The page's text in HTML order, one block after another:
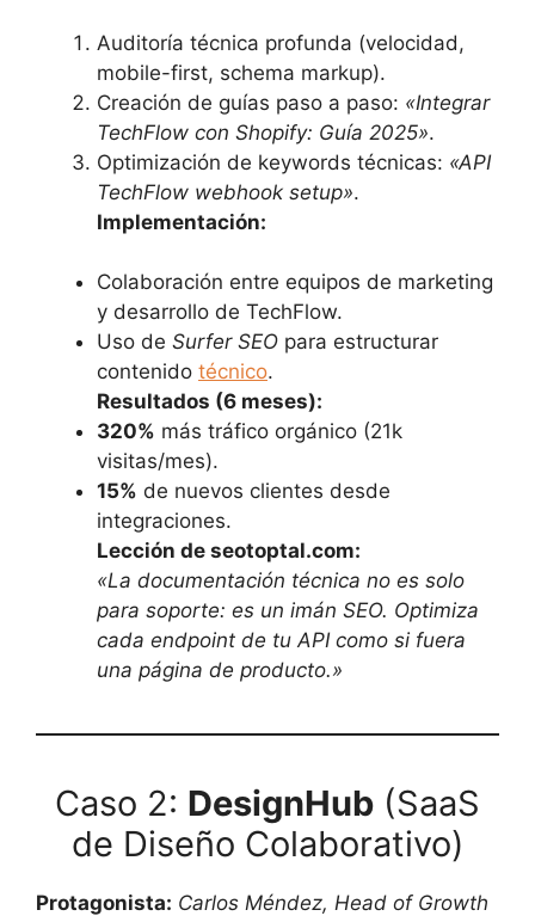
Auditoría técnica profunda (velocidad,
mobile-first, schema markup).
Creación de guías paso a paso: «Integrar
TechFlow con Shopify: Guía 2025».
Optimización de keywords técnicas: «API
TechFlow webhook setup».
Implementación:
Colaboración entre equipos de marketing
y desarrollo de TechFlow.
Uso de SurferSEO para estructurar
contenido técnico.
Resultados (6 meses):
320% más tráfico orgánico (21k
visitas/mes).
15% de nuevos clientes desde
integraciones.
Lección de seotoptal.com:
«La documentación técnica no es solo
para soporte: es un imán SEO. Optimiza
cada endpoint de tu API como si fuera
una página de producto.»
Caso 2: DesignHub (SaaS
de Diseño Colaborativo)
Protagonista: Carlos Méndez, Head of Growth